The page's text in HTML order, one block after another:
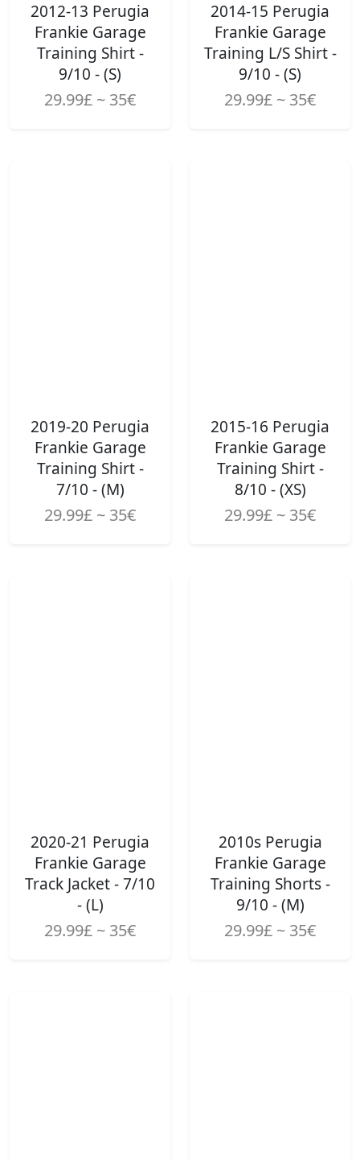
2012-13 Perugia
Frankie Garage
Training Shirt -
9/10 - (S)
29.99£ ~ 35€
2014-15 Perugia
Frankie Garage
Training L/S Shirt -
9/10 - (S)
29.99£ ~ 35€
2019-20 Perugia
Frankie Garage
Training Shirt -
7/10 - (M)
29.99£ ~ 35€
2015-16 Perugia
Frankie Garage
Training Shirt -
8/10 - (XS)
29.99£ ~ 35€
2020-21 Perugia
Frankie Garage
Track Jacket - 7/10
- (L)
29.99£ ~ 35€
2010s Perugia
Frankie Garage
Training Shorts -
9/10 - (M)
29.99£ ~ 35€